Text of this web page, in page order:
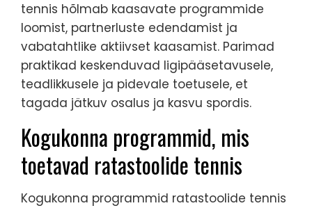
tennis hõlmab kaasavate programmide
loomist, partnerluste edendamist ja
vabatahtlike aktiivset kaasamist. Parimad
praktikad keskenduvad ligipääsetavusele,
teadlikkusele ja pidevale toetusele, et
tagada jätkuv osalus ja kasvu spordis.
Kogukonna programmid, mis
toetavad ratastoolide tennis
Kogukonna programmid ratastoolide tennis